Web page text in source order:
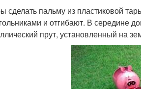
сделать пальму из пластиковой
и отгибают. В середине
прут, установленный на